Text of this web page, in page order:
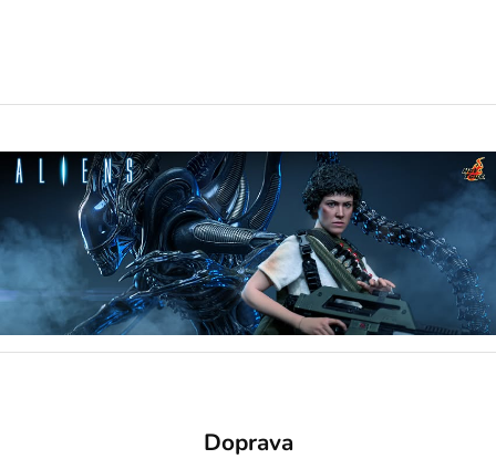
Doprava